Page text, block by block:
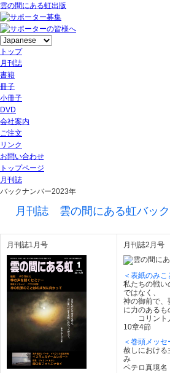
雲の間にある虹出版
トップ
月刊誌
書籍
冊子
小冊子
DVD
会社案内
ご注文
リンク
お問い合わせ
トップページ
月刊誌
バックナンバー2023年
月刊誌 雲の間にある虹バッ
月刊誌1月号 月刊誌2月号
＜表紙のみこ
私たちの戦い
ではなく、
神の御前で、
に力のあるも
コリント
10章4節
＜巻頭メッセ
赦しにおける
み
ペテロ真境名